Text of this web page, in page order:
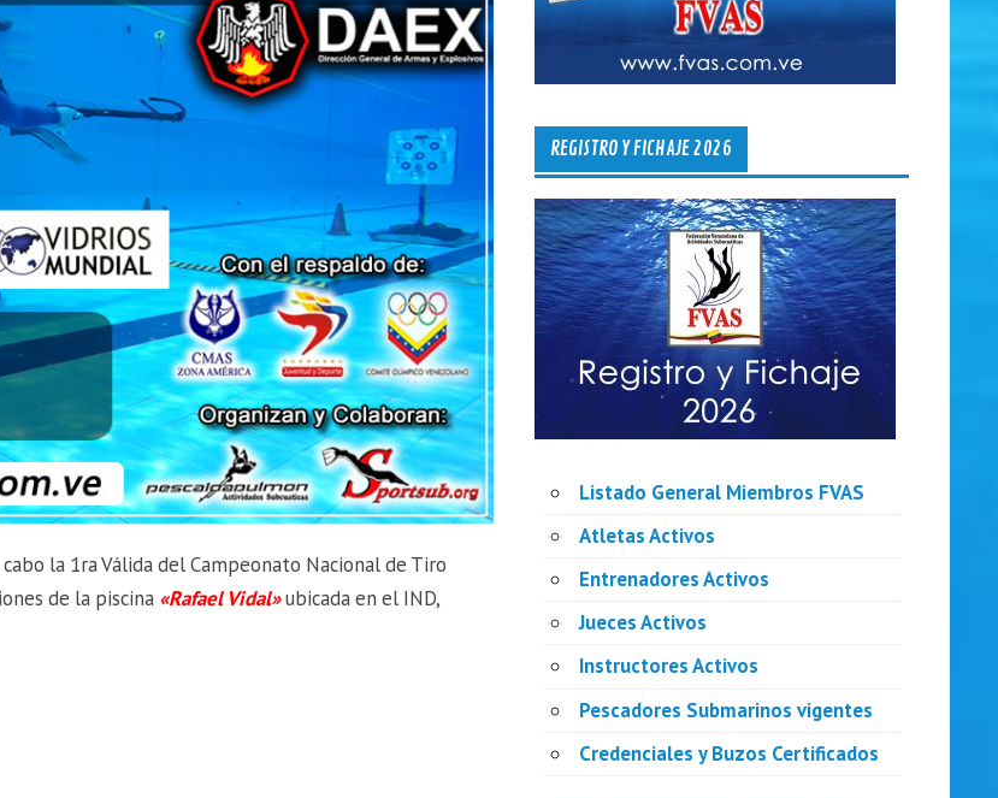
la 1ra Válida del Campeonato Nacional de Tiro
de la piscina «Rafael Vidal»ubicada en el IND,
REGISTRO Y FICHAJE 2026
Listado General Miembros FVAS
Atletas Activos
Entrenadores Activos
Jueces Activos
Instructores Activos
Pescadores Submarinos vigentes
Credenciales y Buzos Certificados